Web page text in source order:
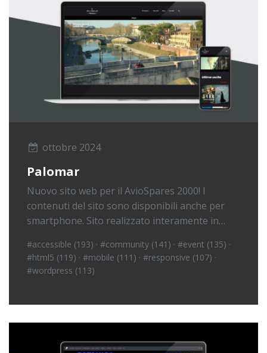
ottobre 2024
Palomar
Nuovo sito web per il AvioSpares 2000! I
contenuti del sito sono disponibili anche per
smartphone. Sito realizzato interamente in…
#accessible (193) · #community (141) · #event (135) ·
#html5 (119) · #mobile (111) · #responsive (107) ·
#wordpress (113)